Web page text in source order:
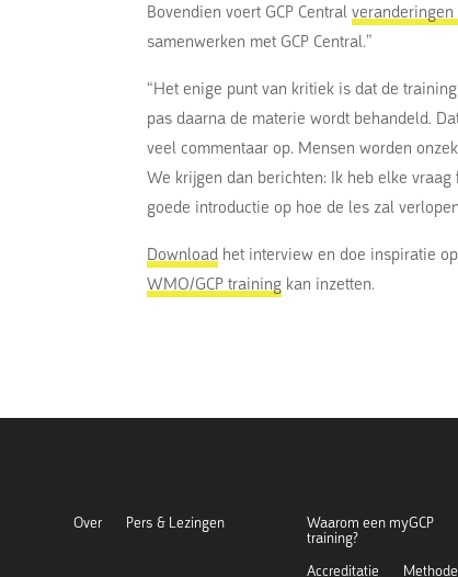
Bovendien voert GCP Central
samenwerken met GCP Central.”
“Het enige punt van kritiek is dat de
pas daarna de materie wordt behandeld.
veel commentaar op. Mensen worden
We krijgen dan berichten: Ik heb elke
goede introductie op hoe de les zal
Download het interview en doe inspiratie
WMO/GCP training kan inzetten.
Over Pers & Lezingen
Waarom een myGCP
training?
Accreditatie
Methode